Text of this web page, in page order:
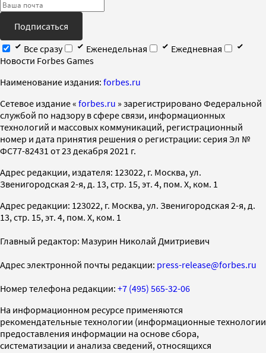
Подписаться
Все сразу
Еженедельная
Ежедневная
Новости Forbes Games
Наименование издания: forbes.ru
Cетевое издание « forbes.ru » зарегистрировано Федеральной
службой по надзору в сфере связи, информационных
технологий и массовых коммуникаций, регистрационный
номер и дата принятия решения о регистрации: серия Эл №
ФС77-82431 от 23 декабря 2021 г.
Адрес редакции, издателя: 123022, г. Москва, ул.
Звенигородская 2-я, д. 13, стр. 15, эт. 4, пом. X, ком. 1
Адрес редакции: 123022, г. Москва, ул. Звенигородская 2-я, д.
13, стр. 15, эт. 4, пом. X, ком. 1
Главный редактор: Мазурин Николай Дмитриевич
Адрес электронной почты редакции: press-release@forbes.ru
Номер телефона редакции: +7 (495) 565-32-06
На информационном ресурсе применяются
рекомендательные технологии (информационные технологии
предоставления информации на основе сбора,
систематизации и анализа сведений, относящихся